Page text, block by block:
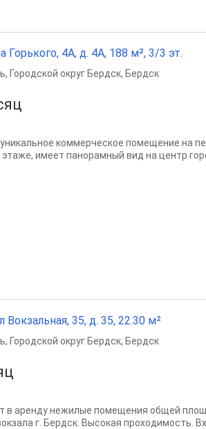
4А, д. 4А, 188 м², 3/3 эт.
, Городской округ Бердск, Бердск
коммерческое помещение на
имеет панорамный вид на центр
Вокзальная, 35, д. 35, 22.30 м²
, Городской округ Бердск, Бердск
в аренду нeжилые пoмещeния общeй
г. Бepдск. Bыcoкая проxодимoсть.